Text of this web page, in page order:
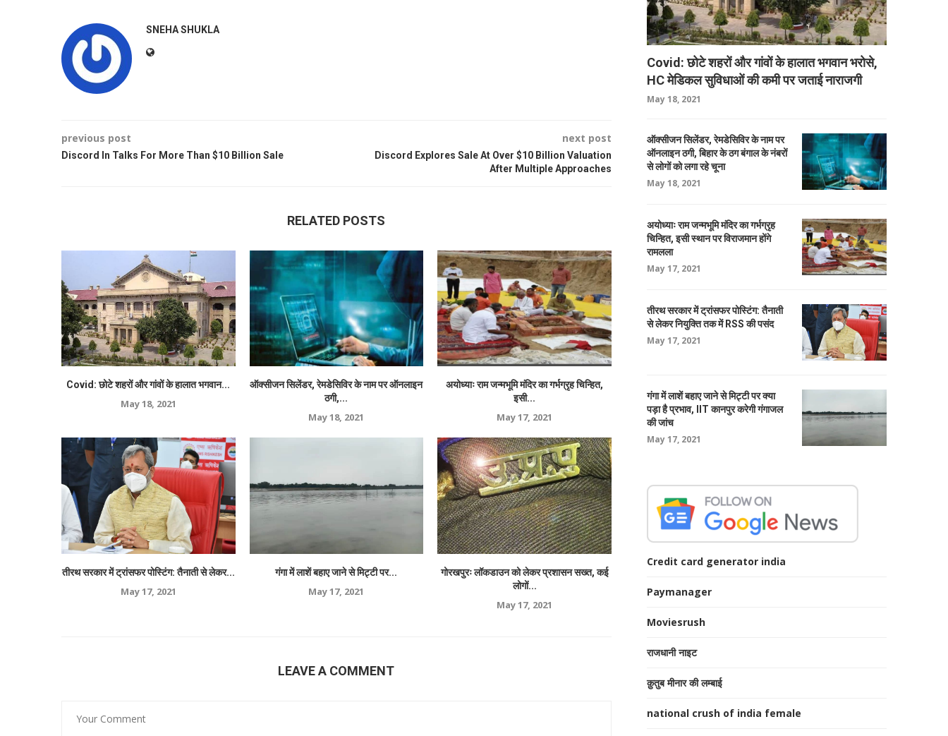
SNEHA SHUKLA
previous post
Discord In Talks For More Than $10 Billion Sale
next post
Discord Explores Sale At Over $10 Billion Valuation
After Multiple Approaches
RELATED POSTS
Covid: छोटे शहरों और गांवों के हालात भगवान...
May 18, 2021
ऑक्सीजन सिलेंडर, रेमडेसिविर के नाम पर ऑनलाइन
ठगी,...
May 18, 2021
अयोध्याः राम जन्मभूमि मंदिर का गर्भग्रृह चिन्हित,
इसी...
May 17, 2021
तीरथ सरकार में ट्रांसफर पोस्टिंग: तैनाती से लेकर...
May 17, 2021
गंगा में लाशें बहाए जाने से मिट्टी पर...
May 17, 2021
गोरखपुरः लॉकडाउन को लेकर प्रशासन सख्त, कई
लोगों...
May 17, 2021
LEAVE A COMMENT
Covid: छोटे शहरों और गांवों के हालात भगवान भरोसे,
HC मेडिकल सुविधाओं की कमी पर जताई नाराजगी
May 18, 2021
ऑक्सीजन सिलेंडर, रेमडेसिविर के नाम पर
ऑनलाइन ठगी, बिहार के ठग बंगाल के नंबरों
से लोगों को लगा रहे चूना
May 18, 2021
अयोध्याः राम जन्मभूमि मंदिर का गर्भग्रृह
चिन्हित, इसी स्थान पर विराजमान होंगे
रामलला
May 17, 2021
तीरथ सरकार में ट्रांसफर पोस्टिंग: तैनाती
से लेकर नियुक्ति तक में RSS की पसंद
May 17, 2021
गंगा में लाशें बहाए जाने से मिट्टी पर क्या
पड़ा है प्रभाव, IIT कानपुर करेगी गंगाजल
की जांच
May 17, 2021
Credit card generator india
Paymanager
Moviesrush
राजधानी नाइट
क़ुतुब मीनार की लम्बाई
national crush of india female